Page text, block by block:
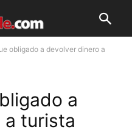
obligado a devolver dinero a
a
a turista